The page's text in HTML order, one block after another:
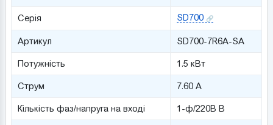
Серія SD700
Артикул SD700-7R6A-SA
Потужність 1.5 кВт
Струм 7.60 А
Кількість фаз/напруга на вході 1-ф/220В В